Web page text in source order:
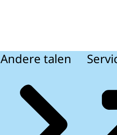
Andere talen